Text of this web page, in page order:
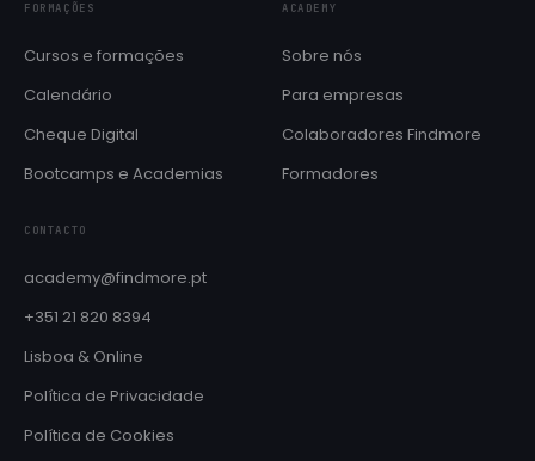
FORMAÇÕES
Cursos e formações
Calendário
Cheque Digital
Bootcamps e Academias
ACADEMY
Sobre nós
Para empresas
Colaboradores Findmore
Formadores
CONTACTO
academy@findmore.pt
+351 21 820 8394
Lisboa & Online
Política de Privacidade
Política de Cookies